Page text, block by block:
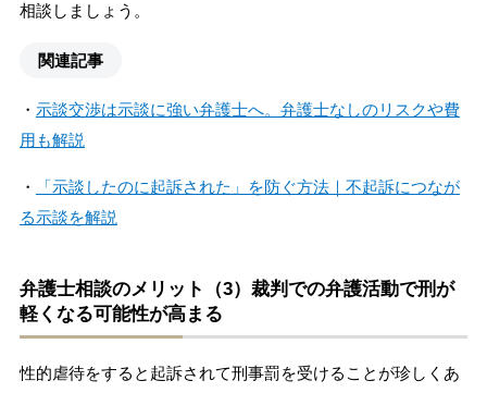
相談しましょう。
関連記事
・ 示談交渉は示談に強い弁護士へ。弁護士なしのリスクや費
用も解説
・
「示談したのに起訴された」を防ぐ方法｜不起訴につなが
る示談を解説
弁護士相談のメリット（3）裁判での弁護活動で刑が
軽くなる可能性が高まる
性的虐待をすると起訴されて刑事罰を受けることが珍しくあ